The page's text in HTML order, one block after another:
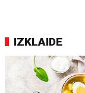
IZKLAIDE